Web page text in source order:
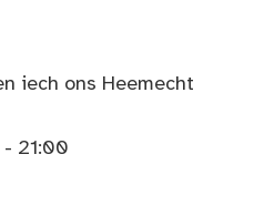
iech ons Heemecht
21:00